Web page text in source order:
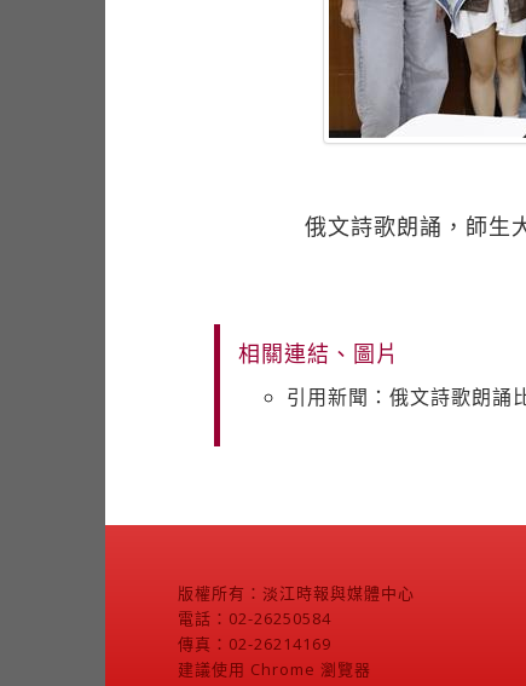
俄文詩歌朗誦，師生
相關連結、圖片
引用新聞：俄文詩歌朗誦
版權所有：淡江時報與媒體中心
電話：02-26250584
傳真：02-26214169
建議使用 Chrome 瀏覽器